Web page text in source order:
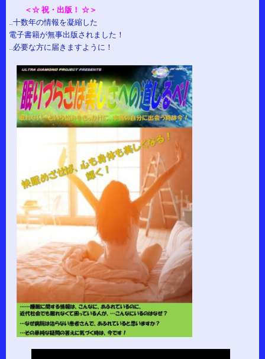
＜☆ 祝・出版！ ☆＞
…十数年の情報を凝縮した
電子書籍が無事出版されました！
…必要な方に届きますように！